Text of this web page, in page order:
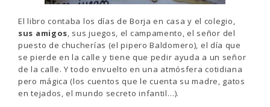
El libro contaba los días de Borja en casa y el colegio,
sus amigos, sus juegos, el campamento, el señor del
puesto de chucherías (el pipero Baldomero), el día que
se pierde en la calle y tiene que pedir ayuda a un señor
de la calle. Y todo envuelto en una atmósfera cotidiana
pero mágica (los cuentos que le cuenta su madre, gatos
en tejados, el mundo secreto infantil…).